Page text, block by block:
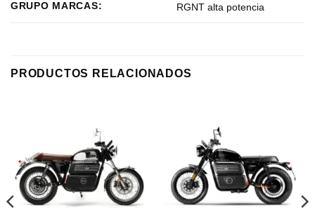
GRUPO MARCAS: RGNT alta potencia
PRODUCTOS RELACIONADOS